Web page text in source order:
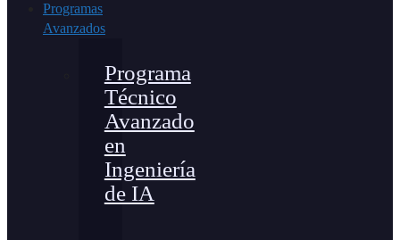
Programas
Avanzados
Programa
Técnico
Avanzado
en
Ingeniería
de IA